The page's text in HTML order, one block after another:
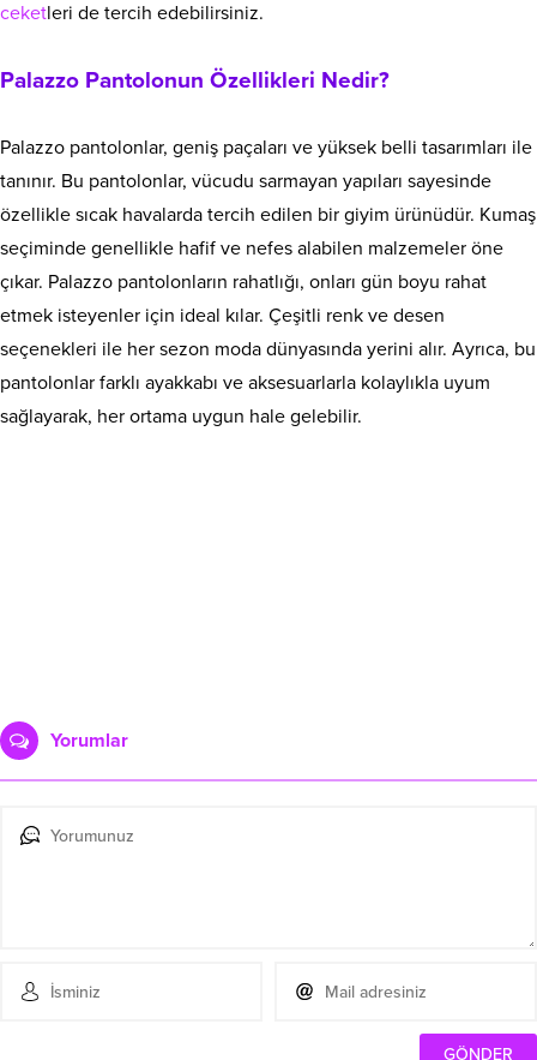
ceketleri de tercih edebilirsiniz.
Palazzo Pantolonun Özellikleri Nedir?
Palazzo pantolonlar, geniş paçaları ve yüksek belli tasarımları ile
tanınır. Bu pantolonlar, vücudu sarmayan yapıları sayesinde
özellikle sıcak havalarda tercih edilen bir giyim ürünüdür. Kumaş
seçiminde genellikle hafif ve nefes alabilen malzemeler öne
çıkar. Palazzo pantolonların rahatlığı, onları gün boyu rahat
etmek isteyenler için ideal kılar. Çeşitli renk ve desen
seçenekleri ile her sezon moda dünyasında yerini alır. Ayrıca, bu
pantolonlar farklı ayakkabı ve aksesuarlarla kolaylıkla uyum
sağlayarak, her ortama uygun hale gelebilir.
Yorumlar